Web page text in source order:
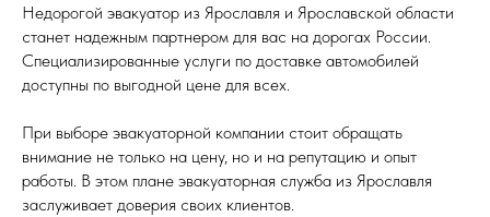
Недорогой эвакуатор из Ярославля и Ярославской области
станет надежным партнером для вас на дорогах России.
Специализированные услуги по доставке автомобилей
доступны по выгодной цене для всех.
При выборе эвакуаторной компании стоит обращать
внимание не только на цену, но и на репутацию и опыт
работы. В этом плане эвакуаторная служба из Ярославля
заслуживает доверия своих клиентов.